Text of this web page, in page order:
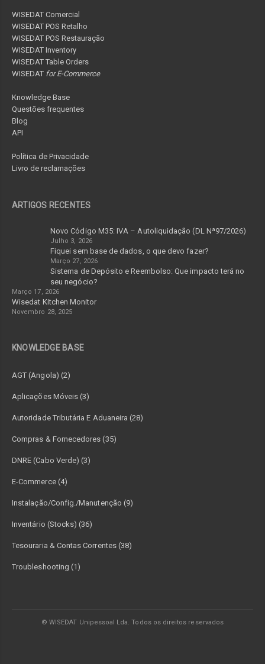
WISEDAT Comercial
WISEDAT POS Retalho
WISEDAT POS Restauração
WISEDAT Inventory
WISEDAT Table Orders
WISEDAT for E-Commerce
Knowledge Base
Questões frequentes
Blog
API
Política de Privacidade
Livro de reclamações
ARTIGOS RECENTES
Novo Código M35: IVA – Autoliquidação (DL Nª97/2026)
Julho 3, 2026
Fiquei sem base de dados, o que devo fazer?
Março 27, 2026
Sistema de Depósito e Reembolso: Que impacto terá no
seu negócio?
Março 17, 2026
Wisedat Kitchen Monitor
Novembro 28, 2025
KNOWLEDGE BASE
AGT (Angola) (2)
Aplicações Móveis (3)
Autoridade Tributária E Aduaneira (28)
Compras & Fornecedores (35)
DNRE (Cabo Verde) (3)
E-Commerce (4)
Instalação/Config./Manutenção (9)
Inventário (Stocks) (36)
Tesouraria & Contas Correntes (38)
Troubleshooting (1)
© WISEDAT Unipessoal Lda. Todos os direitos reservados